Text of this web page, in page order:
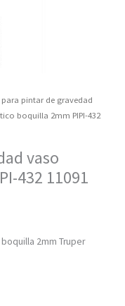
para pintar de gravedad
boquilla 2mm PIPI-432
vaso
432 11091
2mm Truper